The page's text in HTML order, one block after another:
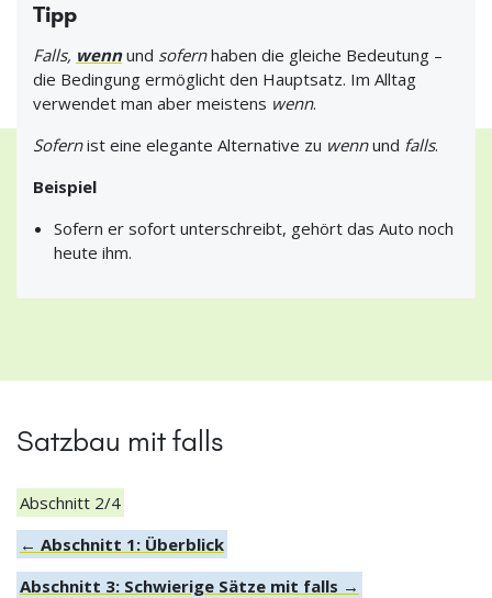
Tipp
Falls, wennund sofernhaben die gleiche Bedeutung –
die Bedingung ermöglicht den Hauptsatz. Im Alltag
verwendet man aber meistens wenn.
Sofernist eine elegante Alternative zu wennund falls.
Beispiel
Sofern er sofort unterschreibt, gehört das Auto noch
heute ihm.
Satzbau mit falls
Abschnitt 2/4
← Abschnitt 1: Überblick
Abschnitt 3: Schwierige Sätze mit falls →